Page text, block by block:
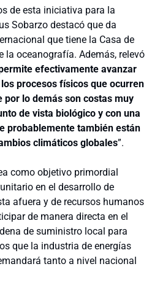
de esta iniciativa para la
Sobarzo destacó que da
que tiene la Casa de
la oceanografía. Además, relevó
efectivamente avanzar
procesos físicos que ocurren
por lo demás son costas muy
de vista biológico y con una
probablemente también están
climáticos globales”.
como objetivo primordial
en el desarrollo de
afuera y de recursos humanos
de manera directa en el
de suministro local para
que la industria de energías
tanto a nivel nacional